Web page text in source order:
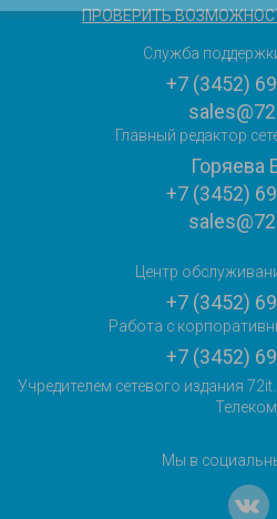
ПРОВЕРИТЬ
Служба
+7 (3452)
Главный редактор
Горяева
+7 (3452)
Центр
+7 (3452)
Работа с
+7 (3452)
Учредителем сетевого издания
Мы в